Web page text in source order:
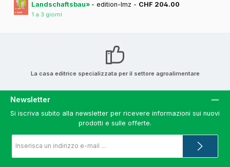
Landschaftsbau» - edition-lmz - CHF 204.00
1 a 3 giorni
La casa editrice specializzata per il settore agroalimentare
Newsletter
Si iscriva subito alla newsletter per ricevere informazioni sui nuovi
prodotti e sulle offerte.
e-
*